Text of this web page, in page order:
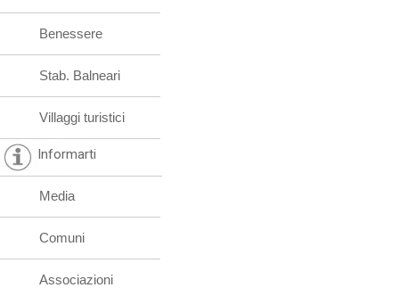
Benessere
Stab. Balneari
Villaggi turistici
Informarti
Media
Comuni
Associazioni